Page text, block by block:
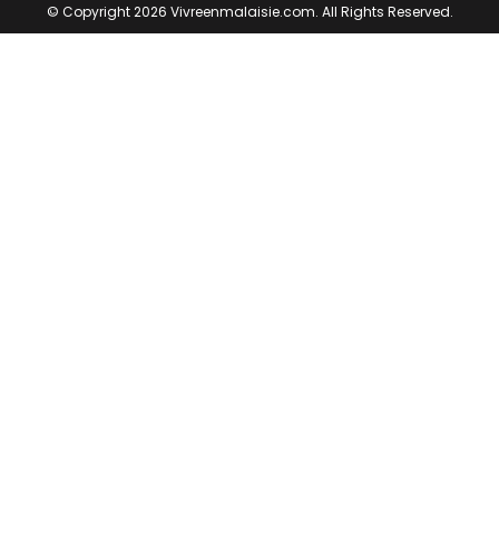
© Copyright 2026 Vivreenmalaisie.com. All Rights Reserved.